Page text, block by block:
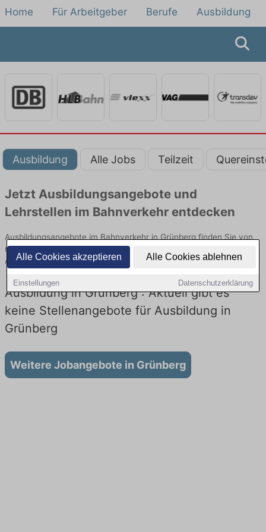
Alle Cookies akzeptieren Alle Cookies ablehnen
Einstellungen Datenschutzerklärung
Home Für Arbeitgeber Berufe Ausbildung
Ausbildung Alle Jobs Teilzeit
Jetzt Ausbildungsangebote und
Lehrstellen im Bahnverkehr entdecken
Ausbildungsangebote im Bahnverkehr in Grünberg finden Sie von
namhaften Firmen. Entdecken Sie freie Optionen von Top-
Arbeitgebern und bewerben Sie sich noch heute.
Ausbildung in Grünberg : Aktuell gibt es
keine Stellenangebote für Ausbildung in
Grünberg
Weitere Jobangebote in Grünberg